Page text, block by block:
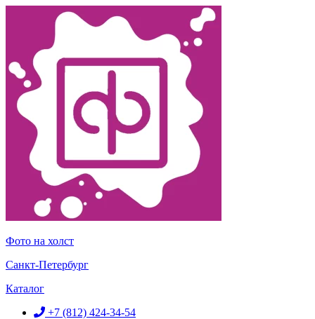
содержимому
Фото на холст
Санкт-Петербург
Каталог
+7 (812) 424-34-54